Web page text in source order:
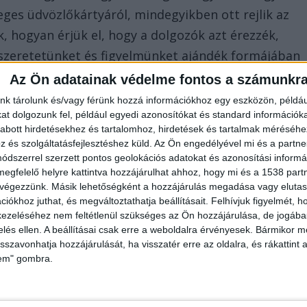
Az Ön adatainak védelme fontos a
tárolunk és/vagy férünk hozzá információkhoz egy eszközön,
dolgozunk fel, például egyedi azonosítókat és standard
hirdetésekhez és tartalomhoz, hirdetések és tartalmak
és szolgáltatásfejlesztéshez küld. Az Ön engedélyével mi és a
szerzett pontos geolokációs adatokat és azonosítási
helyre kattintva hozzájárulhat ahhoz, hogy mi és a 1538
Másik lehetőségként a hozzájárulás megadása vagy
juthat, és megváltoztathatja beállításait. Felhívjuk figyelmét,
nem feltétlenül szükséges az Ön hozzájárulása, de
ellen. A beállításai csak erre a weboldalra érvényesek. Bármikor
hozzájárulását, ha visszatér erre az oldalra, és rákattint
gombra.
üdvözlőkártyáról, mindegyikben ott rejlik az
hogyan érjük el, hogy a dolgozók azt érezzék,
és figyelmünket ajándék formájában
is.
lehet mindenkinek, aki személyre szabottan
hogy egyszerűbbé válik a szervezés,
eljut az ajándék.
drága, de mindenképpen legyen tartalmas. A
milyen üzenetet szeretnénk közvetíteni a
mint például egy elültethető növény,
emlék is lehet.